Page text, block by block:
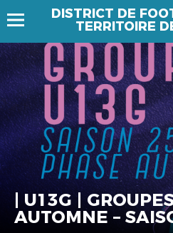
DISTRICT DE
TERRITOIRE
| U13G |
AUTOMNE –